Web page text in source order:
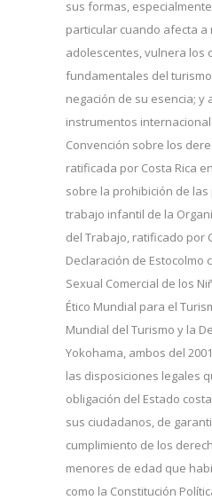
sus formas,
particular cuando afecta a
adolescentes, vulnera los
fundamentales del
negación de su esencia; y
instrumentos
Convención sobre los
ratificada por Costa Rica
sobre la prohibición de
trabajo infantil de la
del Trabajo, ratificado por
Declaración de Estocolmo
Sexual Comercial de los
Ético Mundial para el
Mundial del Turismo y la
Yokohama, ambos del
las disposiciones legales
obligación del Estado
sus ciudadanos, de
cumplimiento de los
menores de edad que
como la Constitución